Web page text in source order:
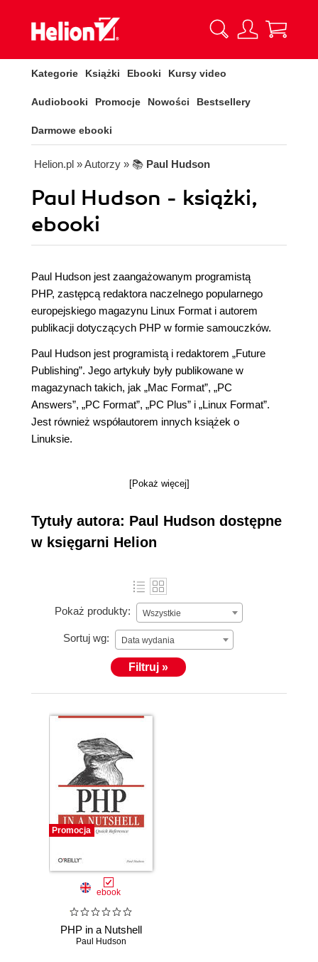
Kategorie Książki Ebooki Kursy video
Audiobooki Promocje Nowości Bestsellery
Darmowe ebooki
Helion.pl » Autorzy » 📚 Paul Hudson
Paul Hudson - książki,
ebooki
Paul Hudson jest zaangażowanym programistą
PHP, zastępcą redaktora naczelnego popularnego
europejskiego magazynu Linux Format i autorem
publikacji dotyczących PHP w formie samouczków.
Paul Hudson jest programistą i redaktorem „Future
Publishing”. Jego artykuły były publikowane w
magazynach takich, jak „Mac Format”, „PC
Answers”, „PC Format”, „PC Plus” i „Linux Format”.
Jest również współautorem innych książek o
Linuksie.
[Pokaż więcej]
Tytuły autora: Paul Hudson dostępne
w księgarni Helion
Pokaż produkty: Wszystkie
Sortuj wg: Data wydania
Filtruj »
Promocja
ebook
PHP in a Nutshell
Paul Hudson